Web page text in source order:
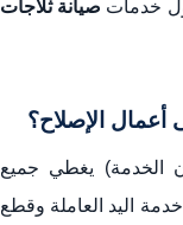
خدمات صيانة ثلاجات
الإصلاح؟
الخدمة) يغطي جميع
اليد العاملة وقطع